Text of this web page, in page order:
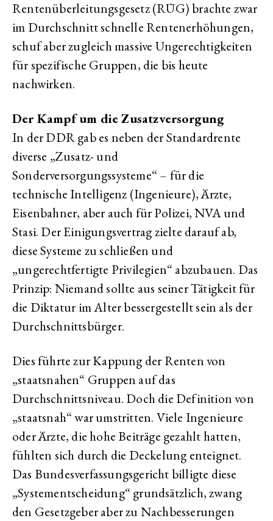
Rentenüberleitungsgesetz (RÜG) brachte zwar
im Durchschnitt schnelle Rentenerhöhungen,
schuf aber zugleich massive Ungerechtigkeiten
für spezifische Gruppen, die bis heute
nachwirken.
Der Kampf um die Zusatzversorgung
In der DDR gab es neben der Standardrente
diverse „Zusatz- und
Sonderversorgungssysteme“ – für die
technische Intelligenz (Ingenieure), Ärzte,
Eisenbahner, aber auch für Polizei, NVA und
Stasi. Der Einigungsvertrag zielte darauf ab,
diese Systeme zu schließen und
„ungerechtfertigte Privilegien“ abzubauen. Das
Prinzip: Niemand sollte aus seiner Tätigkeit für
die Diktatur im Alter bessergestellt sein als der
Durchschnittsbürger.
Dies führte zur Kappung der Renten von
„staatsnahen“ Gruppen auf das
Durchschnittsniveau. Doch die Definition von
„staatsnah“ war umstritten. Viele Ingenieure
oder Ärzte, die hohe Beiträge gezahlt hatten,
fühlten sich durch die Deckelung enteignet.
Das Bundesverfassungsgericht billigte diese
„Systementscheidung“ grundsätzlich, zwang
den Gesetzgeber aber zu Nachbesserungen